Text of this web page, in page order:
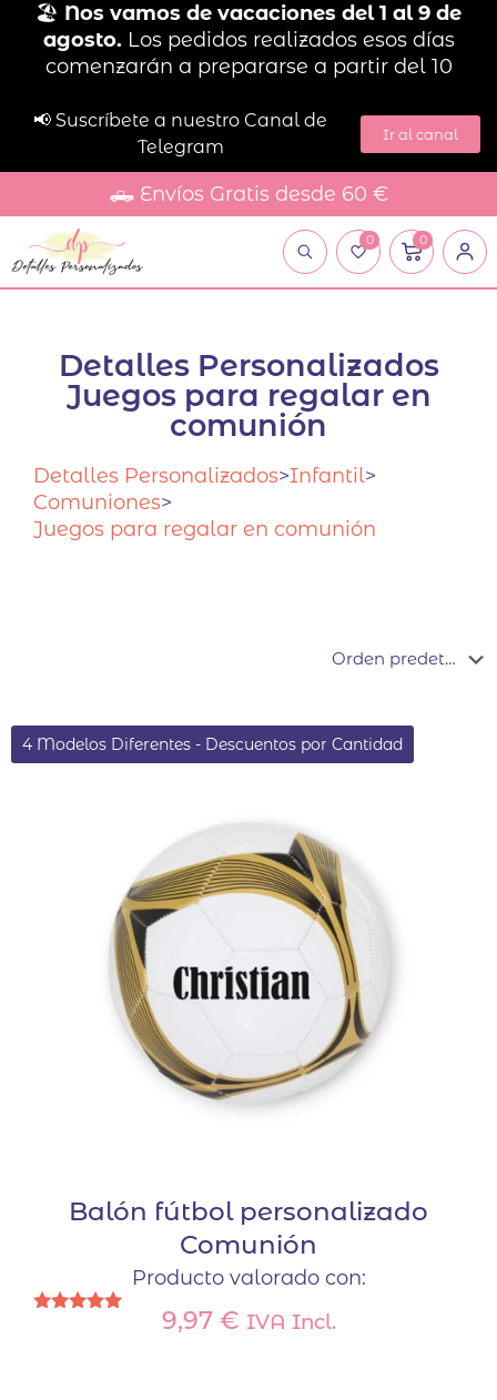
🏖️ Nos vamos de vacaciones del 1 al 9 de
agosto. Los pedidos realizados esos días
comenzarán a prepararse a partir del 10
📢 Suscríbete a nuestro Canal de
Telegram
Ir al canal
🛻 Envíos Gratis desde 60 €
0 0
Detalles Personalizados
Juegos para regalar en
comunión
Detalles Personalizados>Infantil>
Comuniones>
Juegos para regalar en comunión
4 Modelos Diferentes - Descuentos por Cantidad
Balón fútbol personalizado
Comunión
Producto valorado con:
9,97 € IVA Incl.